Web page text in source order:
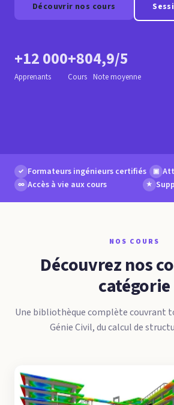
Découvrir nos cours
+12 000
Apprenants
+80
Cours
4,9/5
Note moyenne
✓ Formateurs ingénieurs certifiés ▣
∞ Accès à vie aux cours ★
NOS COURS
Découvrez nos
catégorie
Une bibliothèque complète couvrant
Génie Civil, du calcul de